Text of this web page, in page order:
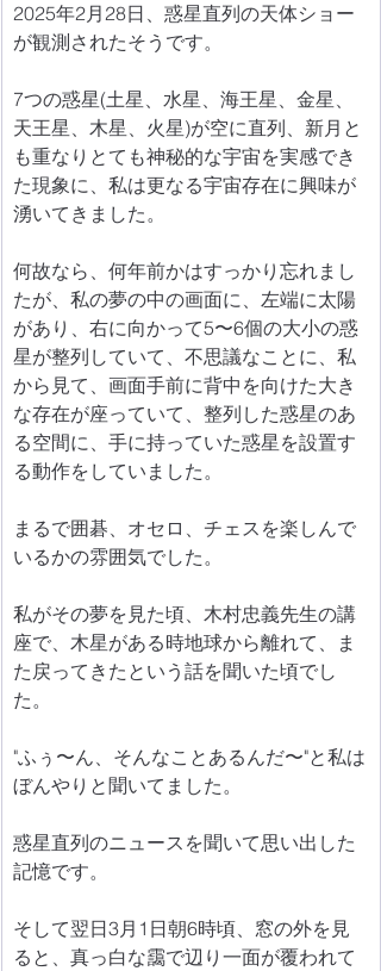
2025年2月28日、惑星直列の天体ショー
が観測されたそうです。
7つの惑星(土星、水星、海王星、金星、
天王星、木星、火星)が空に直列、新月と
も重なりとても神秘的な宇宙を実感でき
た現象に、私は更なる宇宙存在に興味が
湧いてきました。
何故なら、何年前かはすっかり忘れまし
たが、私の夢の中の画面に、左端に太陽
があり、右に向かって5〜6個の大小の惑
星が整列していて、不思議なことに、私
から見て、画面手前に背中を向けた大き
な存在が座っていて、整列した惑星のあ
る空間に、手に持っていた惑星を設置す
る動作をしていました。
まるで囲碁、オセロ、チェスを楽しんで
いるかの雰囲気でした。
私がその夢を見た頃、木村忠義先生の講
座で、木星がある時地球から離れて、ま
た戻ってきたという話を聞いた頃でし
た。
"ふぅ〜ん、そんなことあるんだ〜"と私は
ぼんやりと聞いてました。
惑星直列のニュースを聞いて思い出した
記憶です。
そして翌日3月1日朝6時頃、窓の外を見
ると、真っ白な靄で辺り一面が覆われて